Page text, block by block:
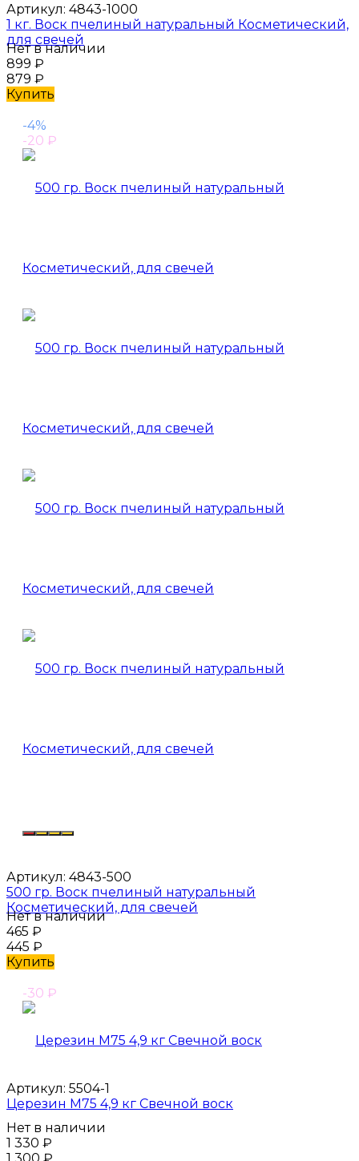
Артикул: 4843-1000
1 кг. Воск пчелиный натуральный Косметический,
для свечей
Нет в наличии
899 ₽
879 ₽
Купить
-4%
-20 ₽
Артикул: 4843-500
500 гр. Воск пчелиный натуральный
Косметический, для свечей
Нет в наличии
465 ₽
445 ₽
Купить
-30 ₽
Артикул: 5504-1
Церезин М75 4,9 кг Свечной воск
Нет в наличии
1 330 ₽